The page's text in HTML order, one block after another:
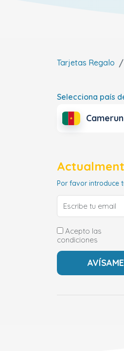
Tarjetas Regalo
Selecciona país
Camerun
Por favor introduce
Acepto las
condiciones